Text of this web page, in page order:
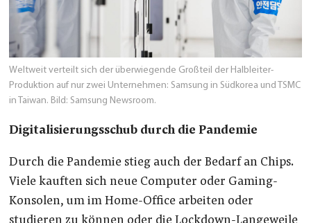
Weltweit verteilt sich der überwiegende Großteil der Halbleiter-
Produktion auf nur zwei Unternehmen: Samsung in Südkorea und TSMC
in Taiwan. Bild: Samsung Newsroom.
Digitalisierungsschub durch die Pandemie
Durch die Pandemie stieg auch der Bedarf an Chips.
Viele kauften sich neue Computer oder Gaming-
Konsolen, um im Home-Office arbeiten oder